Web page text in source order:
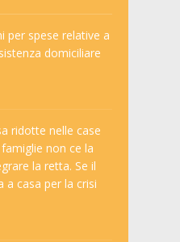
per spese relative a
domiciliare
ridotte nelle case
non ce la
la retta. Se il
a casa per la crisi